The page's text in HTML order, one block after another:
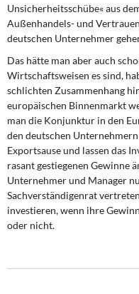
Unsicherheitsschübe« aus
Außenhandels- und
deutschen Unternehmer
Das hätte man aber auch
Wirtschaftsweisen es sind,
schlichten Zusammenhang
europäischen Binnenmarkt
man die Konjunktur in den
den deutschen
Exportsause und lassen das
rasant gestiegenen Gewinne
Unternehmer und Manager
Sachverständigenrat
investieren, wenn ihre
oder nicht.